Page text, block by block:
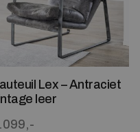
.
Lex – Antraciet
leer